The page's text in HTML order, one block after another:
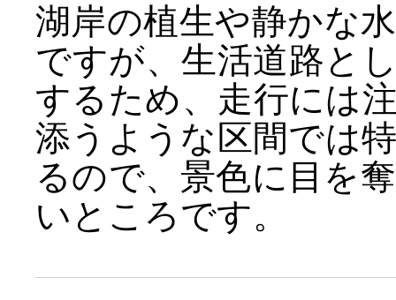
湖岸の植生や静かな
ですが、生活道路と
するため、走行には
添うような区間では
るので、景色に目を
いところです。